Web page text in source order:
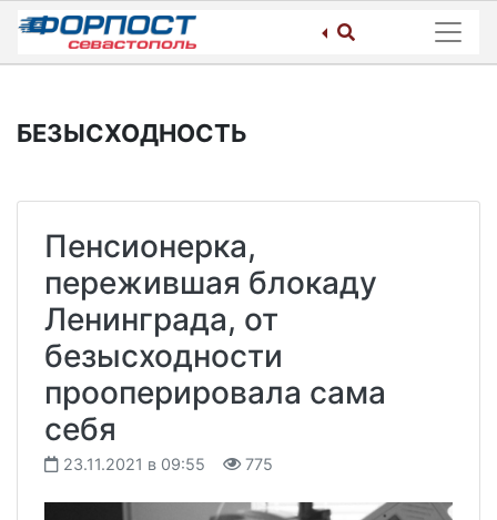
Skip
content
БЕЗЫСХОДНОСТЬ
Пенсионерка,
пережившая блокаду
Ленинграда, от
безысходности
прооперировала сама
себя
23.11.2021 в 09:55 775